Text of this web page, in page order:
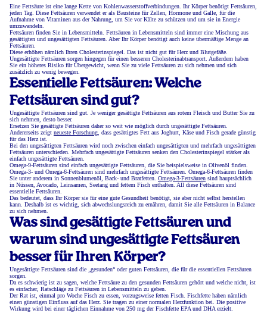
Eine Fettsäure ist eine lange Kette von Kohlenwasserstoffverbindungen. Ihr Körper benötigt Fettsäuren,
jeden Tag. Diese Fettsäuren verwendet er als Bausteine für Zellen, Hormone und Galle, für die
Aufnahme von Vitaminen aus der Nahrung, um Sie vor Kälte zu schützen und um sie in Energie
umzuwandeln.
Fettsäuren finden Sie in Lebensmitteln. Fettsäuren in Lebensmitteln sind immer eine Mischung aus
gesättigten und ungesättigten Fettsäuren. Aber Ihr Körper benötigt auch keine übermäßige Menge an
Fettsäuren.
Diese erhöhen nämlich Ihren Cholesterinspiegel. Das ist nicht gut für Herz und Blutgefäße.
Ungesättigte Fettsäuren sorgen hingegen für einen besseren Cholesterinabtransport. Außerdem haben
Sie ein höheres Risiko für Übergewicht, wenn Sie zu viele Fettsäuren zu sich nehmen und sich
zusätzlich zu wenig bewegen.
Essentielle Fettsäuren: Welche
Fettsäuren sind gut?
Ungesättigte Fettsäuren sind gut. Je weniger gesättigte Fettsäuren aus rotem Fleisch und Butter Sie zu
sich nehmen, desto besser.
Ersetzen Sie gesättigte Fettsäuren daher so weit wie möglich durch ungesättigte Fettsäuren.
Andererseits zeigt neueste Forschung, dass gesättigtes Fett aus Joghurt, Käse und Fisch gerade günstig
für das Herz ist.
Bei den ungesättigten Fettsäuren wird noch zwischen einfach ungesättigten und mehrfach ungesättigten
Fettsäuren unterschieden. Mehrfach ungesättigte Fettsäuren senken den Cholesterinspiegel stärker als
einfach ungesättigte Fettsäuren.
Omega-9-Fettsäuren sind einfach ungesättigte Fettsäuren, die Sie beispielsweise in Olivenöl finden.
Omega-3- und Omega-6-Fettsäuren sind mehrfach ungesättigte Fettsäuren. Omega-6-Fettsäuren finden
Sie unter anderem in Sonnenblumenöl, Back- und Bratfetten. Omega-3-Fettsäuren sind hauptsächlich
in Nüssen, Avocado, Leinsamen, Seetang und fettem Fisch enthalten. All diese Fettsäuren sind
essentielle Fettsäuren.
Das bedeutet, dass Ihr Körper sie für eine gute Gesundheit benötigt, sie aber nicht selbst herstellen
kann. Deshalb ist es wichtig, sich abwechslungsreich zu ernähren, damit Sie alle Fettsäuren in Balance
zu sich nehmen.
Was sind gesättigte Fettsäuren und
warum sind ungesättigte Fettsäuren
besser für Ihren Körper?
Ungesättigte Fettsäuren sind die „gesunden“ oder guten Fettsäuren, die für die essentiellen Fettsäuren
sorgen.
Da es schwierig ist zu sagen, welche Fettsäure zu den gesunden Fettsäuren gehört und welche nicht, ist
es einfacher, Ratschläge zu Fettsäuren in Lebensmitteln zu geben.
Der Rat ist, einmal pro Woche Fisch zu essen, vorzugsweise fetten Fisch. Fischfette haben nämlich
einen günstigen Einfluss auf das Herz. Sie tragen zu einer normalen Herzfunktion bei. Die positive
Wirkung wird bei einer täglichen Einnahme von 250 mg der Fischfette EPA und DHA erzielt.